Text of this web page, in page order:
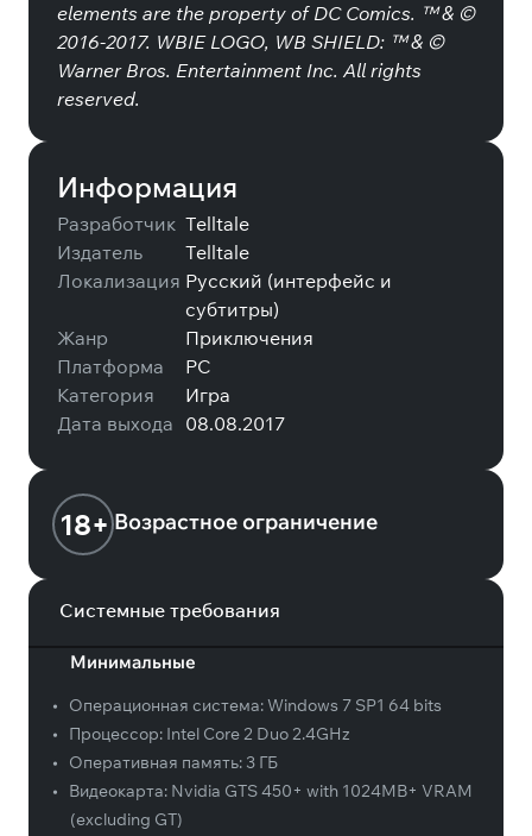
elements are the property of DC Comics. ™ & ©
2016-2017. WBIE LOGO, WB SHIELD: ™ & ©
Warner Bros. Entertainment Inc. All rights
reserved.
Информация
Разработчик Telltale
Издатель
Telltale
Локализация Русский (интерфейс и
субтитры)
Жанр
Приключения
Платформа
PC
Категория
Игра
Дата выхода 08.08.2017
18+ Возрастное ограничение
Системные требования
Минимальные
• Операционная система:Windows 7 SP1 64 bits
•
Процессор: Intel Core 2 Duo 2.4GHz
•
Оперативная память: 3 ГБ
•
Видеокарта: Nvidia GTS 450+ with 1024MB+ VRAM
(excluding GT)